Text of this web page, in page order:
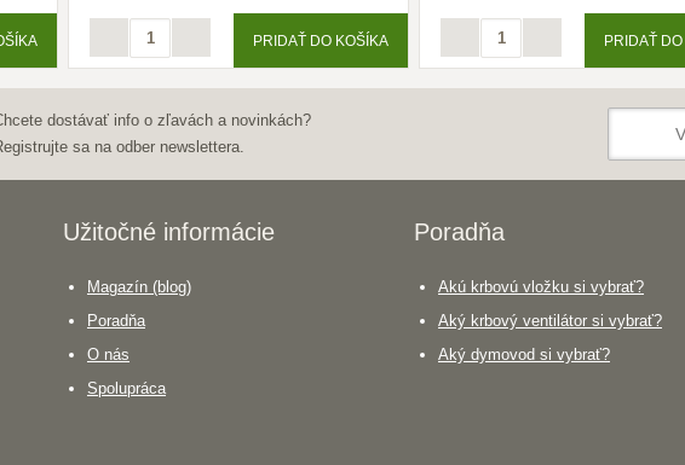
PRIDAŤ DO KOŠÍKA PRIDAŤ
dostávať info o zľavách a novinkách?
sa na odber newslettera.
Užitočné informácie
Magazín (blog)
Poradňa
O nás
Spolupráca
Poradňa
Akú krbovú vložku si vybrať?
Aký krbový ventilátor si vybrať?
Aký dymovod si vybrať?